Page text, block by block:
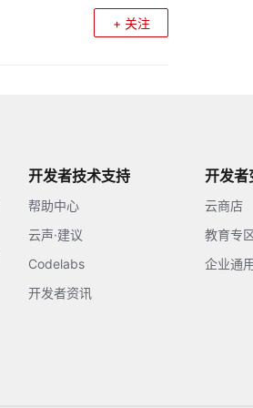
+ 关注
开发者技术支持
帮助中心
云声·建议
Codelabs
开发者资讯
开发者
云商店
教育专
企业通